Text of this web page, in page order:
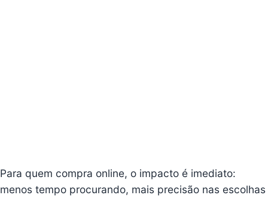
Para quem compra online, o impacto é imediato:
menos tempo procurando, mais precisão nas escolhas